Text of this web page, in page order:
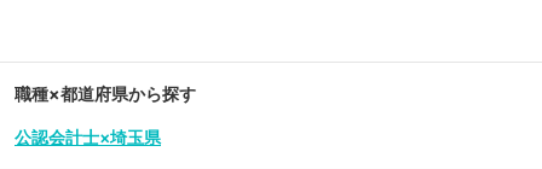
職種×都道府県から探す
公認会計士×埼玉県